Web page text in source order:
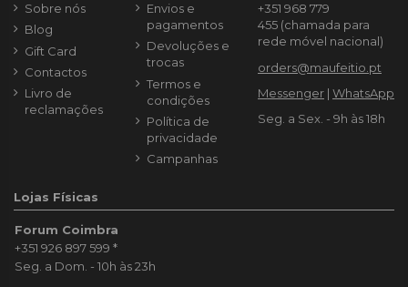
Sobre nós
Blog
Gift Card
Contactos
Livro de
reclamações
Envios e
pagamentos
Devoluções e
trocas
Termos e
condições
Política de
privacidade
Campanhas
+351 968 779
455 (chamada para
rede móvel nacional)
orders@maufeitio.pt
Messenger | WhatsApp
Seg. a Sex. - 9h às 18h
Lojas Físicas
Forum Coimbra
+351 926 897 599 *
Seg. a Dom. - 10h às 23h